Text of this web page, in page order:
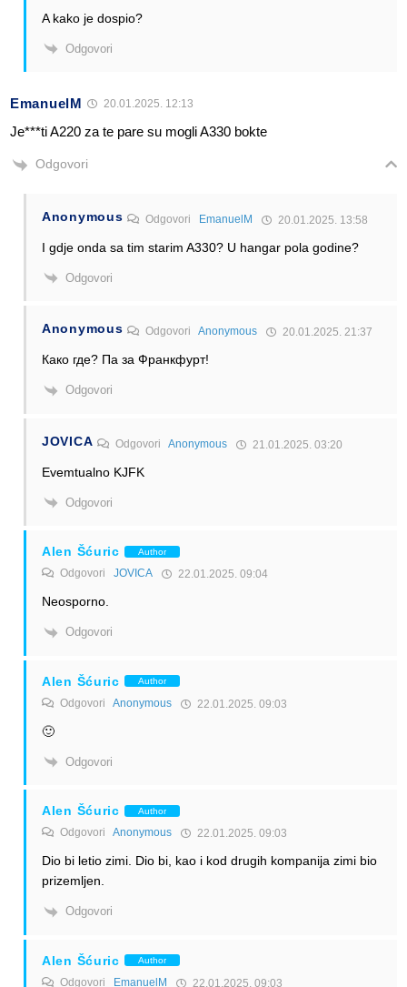
A kako je dospio?
Odgovori
EmanuelM 20.01.2025. 12:13
Je***ti A220 za te pare su mogli A330 bokte
Odgovori
Anonymous Odgovori EmanuelM 20.01.2025. 13:58
I gdje onda sa tim starim A330? U hangar pola godine?
Odgovori
Anonymous OdgovoriAnonymous 20.01.2025. 21:37
Како где? Па за Франкфурт!
Odgovori
JOVICA OdgovoriAnonymous 21.01.2025. 03:20
Evemtualno KJFK
Odgovori
Alen Šćuric Author
Odgovori JOVICA 22.01.2025. 09:04
Neosporno.
Odgovori
Alen Šćuric Author
Odgovori Anonymous 22.01.2025. 09:03
🙂
Odgovori
Alen Šćuric Author
Odgovori Anonymous 22.01.2025. 09:03
Dio bi letio zimi. Dio bi, kao i kod drugih kompanija zimi bio
prizemljen.
Odgovori
Alen Šćuric Author
Odgovori EmanuelM 22.01.2025. 09:03